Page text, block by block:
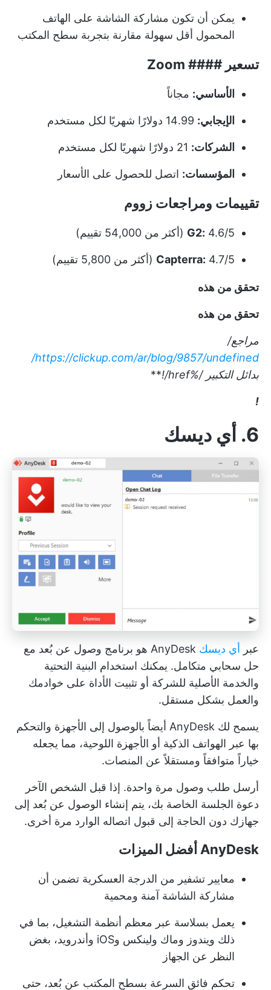
يمكن أن تكون مشاركة الشاشة على الهاتف
المحمول أقل سهولة مقارنة بتجربة سطح المكتب
تسعير #### Zoom
الأساسي: مجاناً
الإيجابي:
الشركات:
المؤسسات: اتصل للحصول على الأسعار
تقييمات ومراجعات زووم
G2: 4.6/5 (أكثر من 54,000 تقييم)
Capterra: 4.7/5 (أكثر من 5,800 تقييم)
تحقق من هذه
تحقق من هذه
مراجع/
https://clickup.com/ar/blog/9857/undefined/
بدائل التكبير /%href/!
**
!
6. أي ديسك
عبر أي ديسك
AnyDesk هو برنامج وصول عن بُعد مع
حل سحابي متكامل. يمكنك استخدام البنية التحتية
والخدمة الأصلية للشركة أو تثبيت الأداة على خوادمك
والعمل بشكل مستقل.
يسمح لك AnyDesk أيضاً بالوصول إلى الأجهزة والتحكم
بها عبر الهواتف الذكية أو الأجهزة اللوحية، مما يجعله
خياراً متوافقاً ومستقلاً عن المنصات.
أرسل طلب وصول مرة واحدة. إذا قبل الشخص الآخر
دعوة الجلسة الخاصة بك، يتم إنشاء الوصول عن بُعد إلى
جهازك دون الحاجة إلى قبول اتصاله الوارد مرة أخرى.
AnyDesk أفضل الميزات
معايير تشفير من الدرجة العسكرية تضمن أن
مشاركة الشاشة آمنة ومحمية
يعمل بسلاسة عبر معظم أنظمة التشغيل، بما في
ذلك ويندوز وماك ولينكس وiOS وأندرويد، بغض
النظر عن الجهاز
تحكم فائق السرعة بسطح المكتب عن بُعد، حتى